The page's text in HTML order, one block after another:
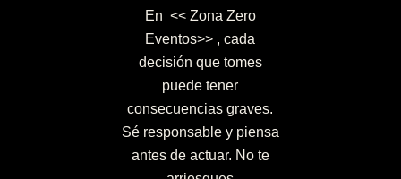
En << Zona Zero
Eventos>> , cada
decisión que tomes
puede tener
consecuencias graves.
Sé responsable y piensa
antes de actuar. No te